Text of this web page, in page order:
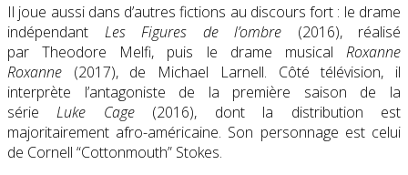
Il joue aussi dans d’autres fictions au discours fort : le drame
indépendant Les Figures de l’ombre (2016), réalisé
par Theodore Melfi, puis le drame musical Roxanne
Roxanne (2017), de Michael Larnell. Côté télévision, il
interprète l’antagoniste de la première saison de la
sérieLuke Cage(2016), dont la distribution est
majoritairement afro-américaine. Son personnage est celui
de Cornell “Cottonmouth” Stokes.